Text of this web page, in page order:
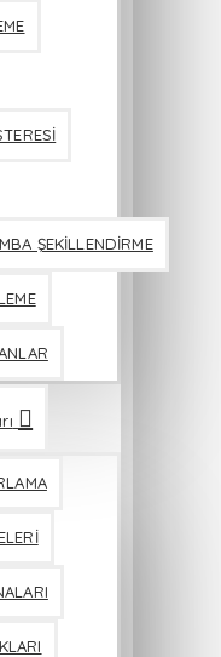
ŞEKİLLENDİRME